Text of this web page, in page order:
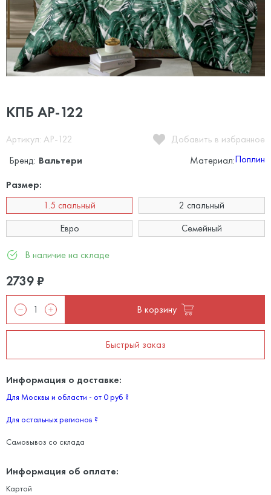
КПБ AP-122
Артикул: AP-122
Добавить в избранное
Бренд: Вальтери Материал:Поплин
Размер:
1.5 спальный
2 спальный
Евро
Семейный
В наличие на складе
2739₽
В корзину
Быстрый заказ
Информация о доставке:
Для Москвы и области - от 0 руб ?
Для остальных регионов ?
Самовывоз со склада
Информация об оплате:
Картой